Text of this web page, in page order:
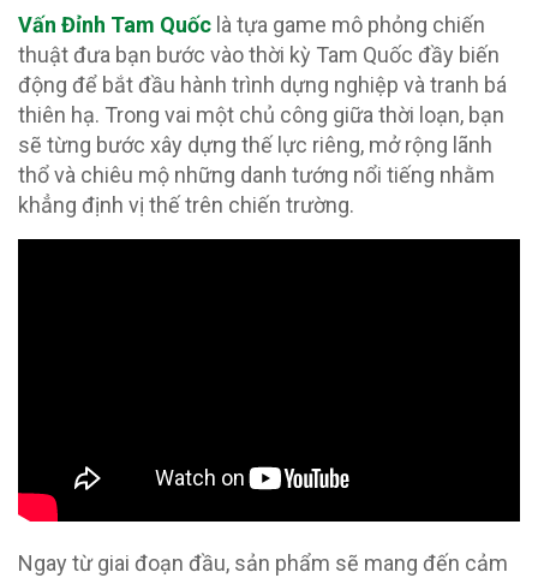
Vấn Đỉnh Tam Quốc là tựa game mô phỏng chiến
thuật đưa bạn bước vào thời kỳ Tam Quốc đầy biến
động để bắt đầu hành trình dựng nghiệp và tranh bá
thiên hạ. Trong vai một chủ công giữa thời loạn, bạn
sẽ từng bước xây dựng thế lực riêng, mở rộng lãnh
thổ và chiêu mộ những danh tướng nổi tiếng nhằm
khẳng định vị thế trên chiến trường.
Ngay từ giai đoạn đầu, sản phẩm sẽ mang đến cảm